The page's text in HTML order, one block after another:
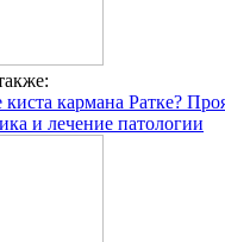
киста кармана Ратке?
и лечение патологии